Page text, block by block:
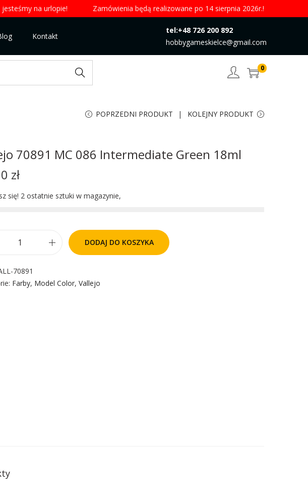
na urlopie! Zamówienia będą realizowane po 14 sierpnia 2026r.!
Kontakt
tel:+48 726 200 892
hobbygameskielce@gmail.com
Search 0
POPRZEDNI PRODUKT KOLEJNY PRODUKT
70891 MC 086 Intermediate Green 18ml
zł
się! 2 ostatnie sztuki w magazynie,
DODAJ DO KOSZYKA
70891
Farby, Model Color, Vallejo